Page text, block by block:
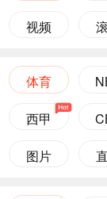
视频
体育
西甲
图片